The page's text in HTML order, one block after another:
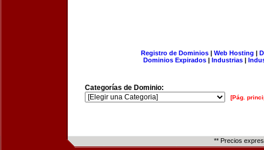
Registro de Dominios| Web Hosting |
Dominios Expirados | Industrias |
Categorías de Dominio:
[Pág.
** Precios